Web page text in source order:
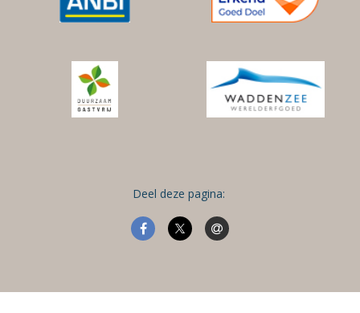
Deel deze pagina: